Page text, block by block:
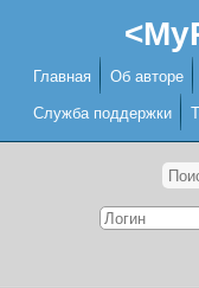
Главная Об авторе
Служба поддержки